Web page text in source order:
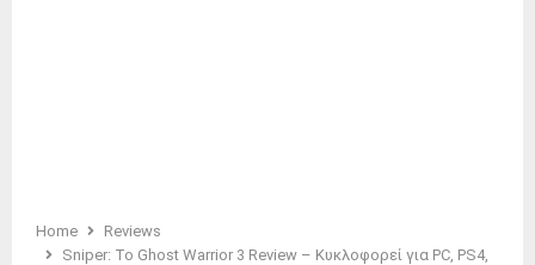
Home
Reviews
Sniper: Το Ghost Warrior 3 Review – Κυκλοφορεί για PC, PS4,